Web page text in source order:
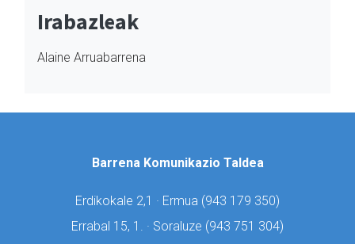
Irabazleak
Alaine Arruabarrena
Barrena Komunikazio Taldea
Erdikokale 2,1 · Ermua (943 179 350)
Errabal 15, 1. · Soraluze (943 751 304)